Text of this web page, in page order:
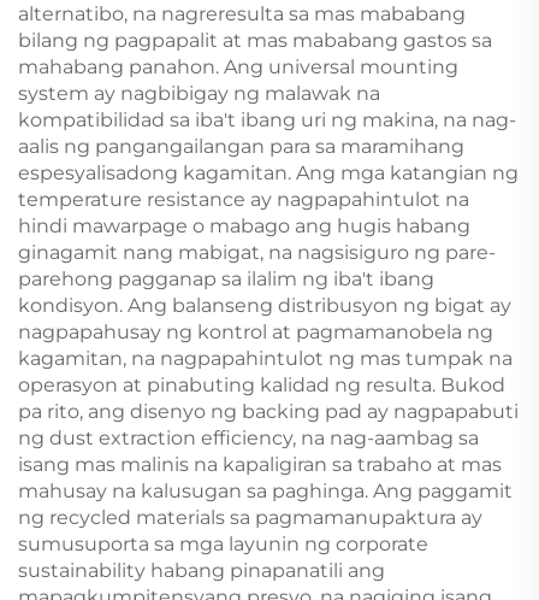
alternatibo, na nagreresulta sa mas mababang
bilang ng pagpapalit at mas mababang gastos sa
mahabang panahon. Ang universal mounting
system ay nagbibigay ng malawak na
kompatibilidad sa iba't ibang uri ng makina, na nag-
aalis ng pangangailangan para sa maramihang
espesyalisadong kagamitan. Ang mga katangian ng
temperature resistance ay nagpapahintulot na
hindi mawarpage o mabago ang hugis habang
ginagamit nang mabigat, na nagsisiguro ng pare-
parehong pagganap sa ilalim ng iba't ibang
kondisyon. Ang balanseng distribusyon ng bigat ay
nagpapahusay ng kontrol at pagmamanobela ng
kagamitan, na nagpapahintulot ng mas tumpak na
operasyon at pinabuting kalidad ng resulta. Bukod
pa rito, ang disenyo ng backing pad ay nagpapabuti
ng dust extraction efficiency, na nag-aambag sa
isang mas malinis na kapaligiran sa trabaho at mas
mahusay na kalusugan sa paghinga. Ang paggamit
ng recycled materials sa pagmamanupaktura ay
sumusuporta sa mga layunin ng corporate
sustainability habang pinapanatili ang